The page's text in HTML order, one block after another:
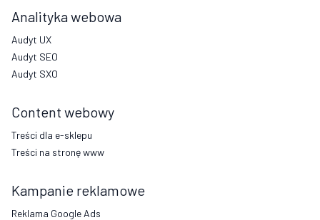
Analityka webowa
Audyt UX
Audyt SEO
Audyt SXO
Content webowy
Treści dla e-sklepu
Treści na stronę www
Kampanie reklamowe
Reklama Google Ads